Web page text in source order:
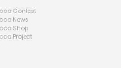
Contest
News
Shop
Project